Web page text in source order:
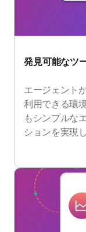
発見可能なツ
エージェント
利用できる環
もシンプルな
ションを実現